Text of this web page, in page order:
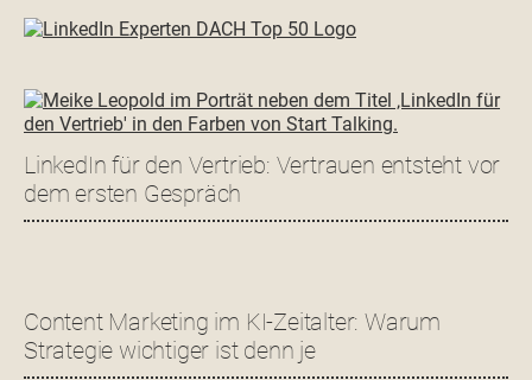
LinkedIn für den Vertrieb: Vertrauen entsteht vor
dem ersten Gespräch
Content Marketing im KI-Zeitalter: Warum
Strategie wichtiger ist denn je